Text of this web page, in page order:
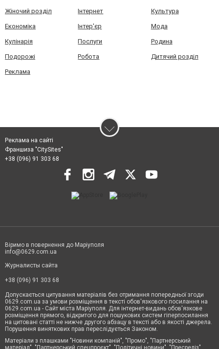
Жіночий розділ Інтернет Культура
Економіка Інтер'єр Мода
Кулінарія Послуги Родина
Подорожі Робота Дитячий розділ
Реклама
Реклама на сайті
Франшиза "CitySites"
+38 (096) 91 303 68
Віримо в повернення до Маріуполя
info@0629.com.ua
Журналисты сайта
+38 (096) 91 303 68
Допускається цитування матеріалів без отримання попередньої згоди
0629.com.ua за умови розміщення в тексті обов'язкового посилання на
0629.com.ua - Сайт міста Маріуполя. Для інтернет-видань обов'язкове
розміщення прямого, відкритого для пошукових систем гіперпосилання
на цитовані статті не нижче другого абзацу в тексті або в якості джерела.
Порушення виняткових прав переслідується Законом.
Матеріали з плашками "Новини компаній", "Промо", "Партнерський
матеріал", "Партнерський спецпроєкт", "Політичні новини", "Пресреліз",